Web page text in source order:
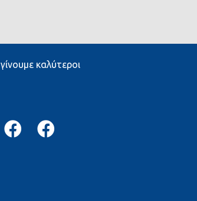
καλύτεροι